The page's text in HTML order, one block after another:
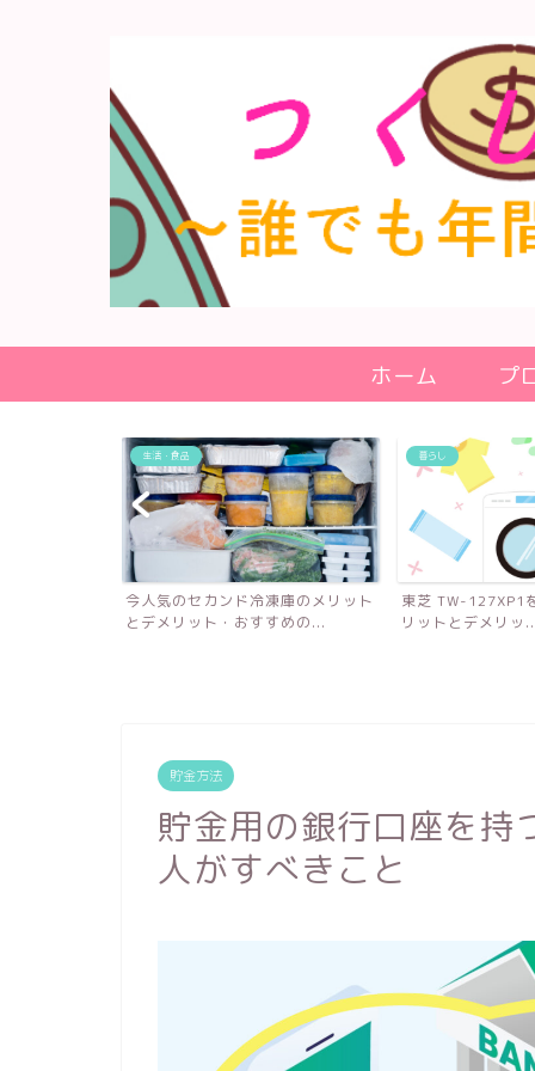
ホーム プ
暮らし
東芝 TW-127XP1を使って感じたメ
リットとデメリッ...
暮らし
マネーフォワード
貯金方法
貯金用の銀行口座を
人がすべきこと